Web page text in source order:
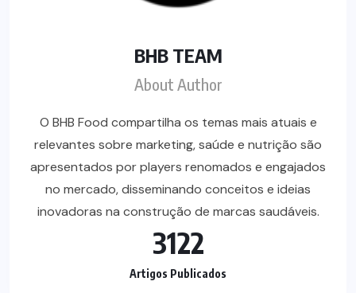
BHB TEAM
About Author
O BHB Food compartilha os temas mais atuais e
relevantes sobre marketing, saúde e nutrição são
apresentados por players renomados e engajados
no mercado, disseminando conceitos e ideias
inovadoras na construção de marcas saudáveis.
3122
Artigos Publicados